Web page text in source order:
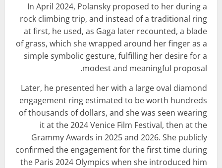
In April 2024, Polansky proposed to her during a
rock climbing trip, and instead of a traditional ring
at first, he used, as Gaga later recounted, a blade
of grass, which she wrapped around her finger as a
simple symbolic gesture, fulfilling her desire for a
modest and meaningful proposal.
Later, he presented her with a large oval diamond
engagement ring estimated to be worth hundreds
of thousands of dollars, and she was seen wearing
it at the 2024 Venice Film Festival, then at the
Grammy Awards in 2025 and 2026. She publicly
confirmed the engagement for the first time during
the Paris 2024 Olympics when she introduced him